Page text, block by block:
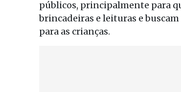
públicos, principalmente para
brincadeiras e leituras e
para as crianças.